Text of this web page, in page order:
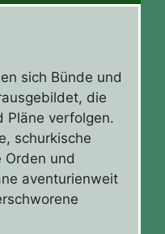
sich Bünde und
die
Pläne verfolgen.
schurkische
Orden und
aventurienweit